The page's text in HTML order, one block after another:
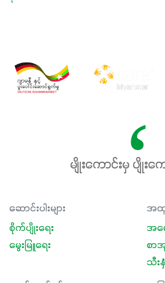
မျိုးကောင်းမှ ပျိုး
ဆောင်းပါးများ
စိုက်ပျိုးရေး
မွေးမြူရေး
အထူ
အမ
စာ
သီးနှံ